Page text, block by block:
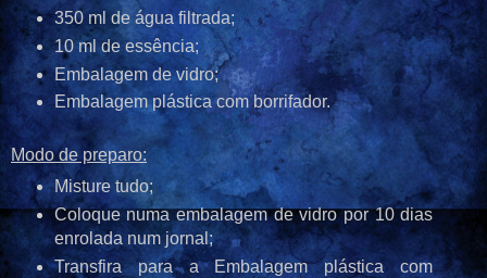
350 ml de água filtrada;
10 ml de essência;
Embalagem de vidro;
Embalagem plástica com borrifador.
Modo de preparo:
Misture tudo;
Coloque numa embalagem de vidro por 10 dias
enrolada num jornal;
Transfira para a Embalagem plástica com